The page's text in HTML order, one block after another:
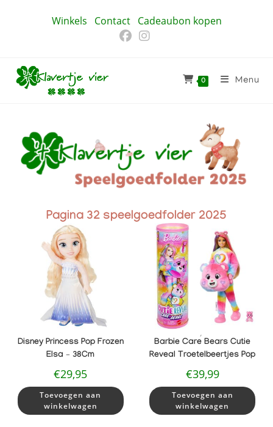
Winkels Contact Cadeaubon kopen
0 Menu
Pagina 32 speelgoedfolder 2025
Disney Princess Pop Frozen
Elsa – 38Cm
€29,95
Toevoegen aan
winkelwagen
,
Barbie Care Bears Cutie
Reveal Troetelbeertjes Pop
€39,99
Toevoegen aan
winkelwagen